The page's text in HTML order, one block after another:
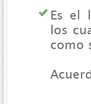
Es el
los
como